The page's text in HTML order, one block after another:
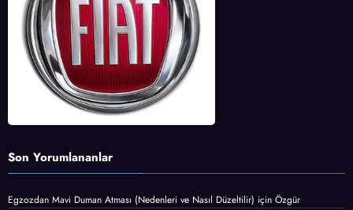
Son Yorumlananlar
Egzozdan Mavi Duman Atması (Nedenleri ve Nasıl Düzeltilir) için Özgür